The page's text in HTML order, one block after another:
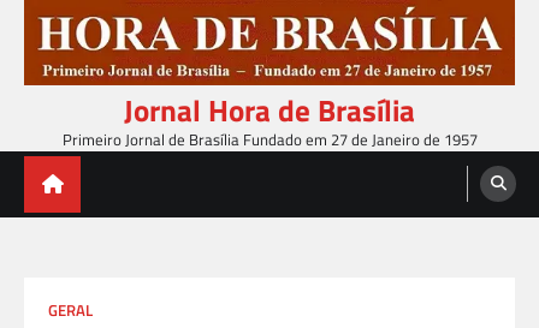
content
Jornal Hora de Brasília
Primeiro Jornal de Brasília Fundado em 27 de Janeiro de 1957
GERAL